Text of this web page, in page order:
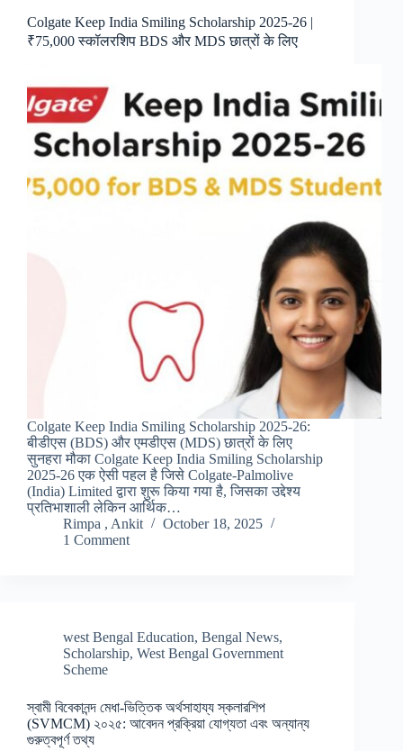
Colgate Keep India Smiling Scholarship 2025-26 |
₹75,000 स्कॉलरशिप BDS और MDS छात्रों के लिए
Colgate Keep India Smiling Scholarship 2025-26:
बीडीएस (BDS) और एमडीएस (MDS) छात्रों के लिए
सुनहरा मौका Colgate Keep India Smiling Scholarship
2025-26 एक ऐसी पहल है जिसे Colgate-Palmolive
(India) Limited द्वारा शुरू किया गया है, जिसका उद्देश्य
प्रतिभाशाली लेकिन आर्थिक…
Rimpa , Ankit
October 18, 2025
1 Comment
west Bengal Education, Bengal News,
Scholarship, West Bengal Government
Scheme
স্বামী বিবেকানন্দ মেধা-ভিত্তিক অর্থসাহায্য স্কলারশিপ
(SVMCM) ২০২৫: আবেদন প্রক্রিয়া যোগ্যতা এবং অন্যান্য
গুরুত্বপূর্ণ তথ্য